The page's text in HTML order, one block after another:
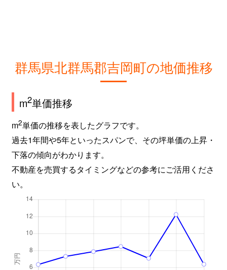
群馬県北群馬郡吉岡町の地価推移
m2単価推移
m2単価の推移を表したグラフです。
過去1年間や5年といったスパンで、その坪単価の上昇・
下落の傾向がわかります。
不動産を売買するタイミングなどの参考にご活用くださ
い。